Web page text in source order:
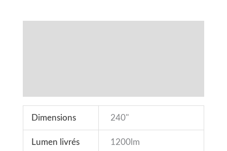
Dimensions 240''
Lumen livrés 1200lm